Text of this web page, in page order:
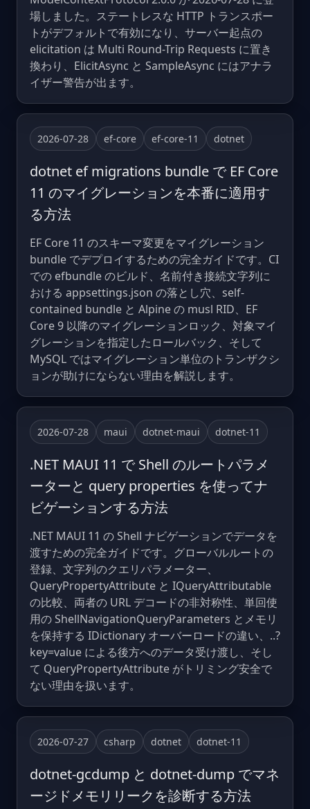
場しました。ステートレスな HTTP トランスポー
トがデフォルトで有効になり、サーバー起点の
elicitation は Multi Round-Trip Requests に置き
換わり、ElicitAsync と SampleAsync にはアナラ
イザー警告が出ます。
2026-07-28 ef-core ef-core-11 dotnet
dotnet ef migrations bundle で EF Core
11 のマイグレーションを本番に適用す
る方法
EF Core 11 のスキーマ変更をマイグレーション
bundle でデプロイするための完全ガイドです。CI
での efbundle のビルド、名前付き接続文字列に
おける appsettings.json の落とし穴、self-
contained bundle と Alpine の musl RID、EF
Core 9 以降のマイグレーションロック、対象マイ
グレーションを指定したロールバック、そして
MySQL ではマイグレーション単位のトランザクシ
ョンが助けにならない理由を解説します。
2026-07-28 maui dotnet-maui dotnet-11
.NET MAUI 11 で Shell のルートパラメ
ーターと query properties を使ってナ
ビゲーションする方法
.NET MAUI 11 の Shell ナビゲーションでデータを
渡すための完全ガイドです。グローバルルートの
登録、文字列のクエリパラメーター、
QueryPropertyAttribute と IQueryAttributable
の比較、両者の URL デコードの非対称性、単回使
用の ShellNavigationQueryParameters とメモリ
を保持する IDictionary オーバーロードの違い、..?
key=value による後方へのデータ受け渡し、そし
て QueryPropertyAttribute がトリミング安全で
ない理由を扱います。
2026-07-27 csharp dotnet dotnet-11
dotnet-gcdump と dotnet-dump でマネ
ージドメモリリークを診断する方法